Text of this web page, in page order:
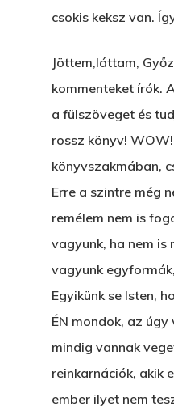
csokis keksz van.
Jöttem,láttam,
kommenteket írók.
a fülszöveget és
rossz könyv!
könyvszakmában,
Erre a szintre még
remélem nem is
vagyunk, ha nem is
vagyunk
Egyikünk se Isten,
ÉN mondok, az úgy
mindig vannak
reinkarnációk, akik
ember ilyet nem